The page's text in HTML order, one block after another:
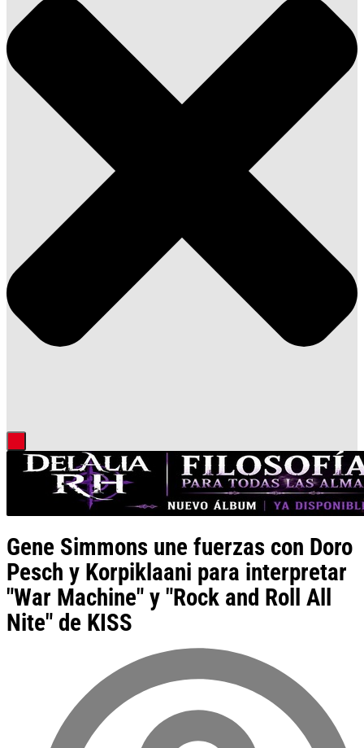
Gene Simmons une fuerzas con Doro
Pesch y Korpiklaani para interpretar
"War Machine" y "Rock and Roll All
Nite" de KISS